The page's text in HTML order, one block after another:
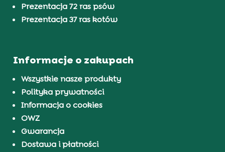
Prezentacja 72 ras psów
Prezentacja 37 ras kotów
Informacje o zakupach
Wszystkie nasze produkty
Polityka prywatności
Informacja o cookies
OWZ
Gwarancja
Dostawa i płatności